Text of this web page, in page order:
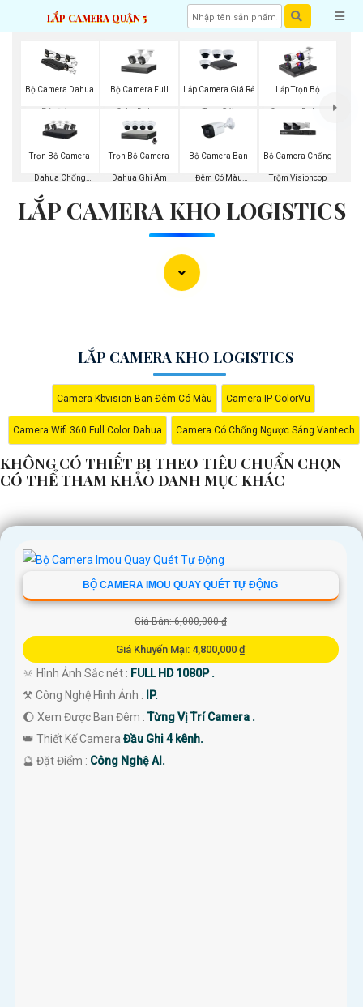
LẮP CAMERA QUẬN 5
Bộ Camera Dahua
Báo Động
Bộ Camera Full
Color Dahua
Lắp Camera Giá Rẻ
Trọn Gói
Lắp Trọn Bộ
Camera Dahua
Trọn Bộ Camera
Dahua Chống
Trọn Bộ Camera
Dahua Ghi Âm
Bộ Camera Ban
Đêm Có Màu
Bộ Camera Chống
Trộm Visioncop
LẮP CAMERA KHO LOGISTICS
LẮP CAMERA KHO LOGISTICS
Camera Kbvision Ban Đêm Có Màu Camera IP ColorVu
Camera Wifi 360 Full Color Dahua Camera Có Chống Ngược Sáng Vantech
KHÔNG CÓ THIẾT BỊ THEO TIÊU CHUẨN CHỌN
CÓ THỂ THAM KHẢO DANH MỤC KHÁC
BỘ CAMERA IMOU QUAY QUÉT TỰ ĐỘNG
Giá Bán: 6,000,000 ₫
Giá Khuyến Mại: 4,800,000 ₫
🔆 Hình Ảnh Sắc nét : FULL HD 1080P .
⚒ Công Nghệ Hình Ảnh : IP.
🌔 Xem Được Ban Đêm :Từng Vị Trí Camera .
👑 Thiết Kế Camera Đầu Ghi 4 kênh.
️🔮 Đặt Điểm : Công Nghệ AI.